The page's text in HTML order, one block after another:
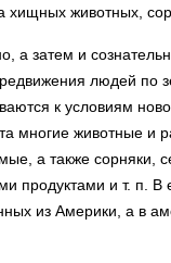
хищных животных,
а затем и
людей
к условиям
многие животные и
а также сорняки,
продуктами и т. п. В
из Америки, а в